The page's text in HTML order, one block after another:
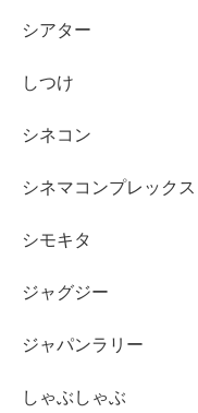
シアター
しつけ
シネコン
シネマコンプレックス
シモキタ
ジャグジー
ジャパンラリー
しゃぶしゃぶ